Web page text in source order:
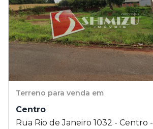
Terreno para venda em
Centro
Rua Rio de Janeiro 1032 - Centro -